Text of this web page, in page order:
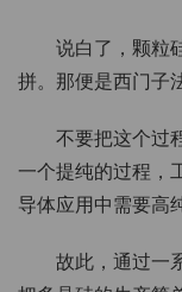
说白了，颗粒
拼。那便是西门子
不要把这个过
一个提纯的过程，
导体应用中需要高
故此，通过一